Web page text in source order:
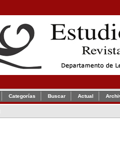
Categorías Buscar Actual